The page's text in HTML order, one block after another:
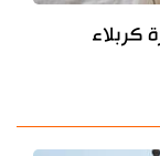
كربلاء